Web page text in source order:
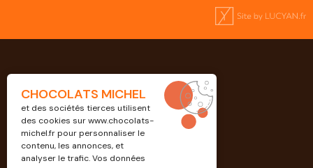
CHOCOLATS MICHEL
et des sociétés tierces utilisent
des cookies surwww.chocolats-
michel.frpour personnaliser le
contenu, les annonces, et
analyser le trafic. Vos données